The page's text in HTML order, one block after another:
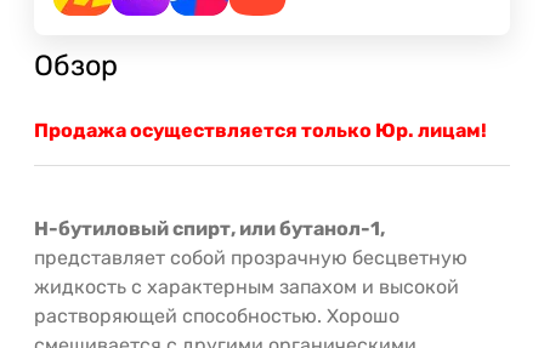
Обзор
Продажа осуществляется только Юр. лицам!
Н-бутиловый спирт, или бутанол-1,
представляет собой прозрачную бесцветную
жидкость с характерным запахом и высокой
растворяющей способностью. Хорошо